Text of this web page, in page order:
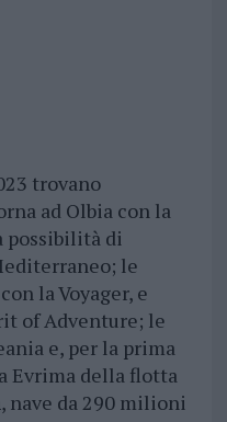
trovano
ad Olbia con la
possibilità di
le
la Voyager, e
of Adventure; le
e, per la prima
Evrima della flotta
, nave da 290 milioni